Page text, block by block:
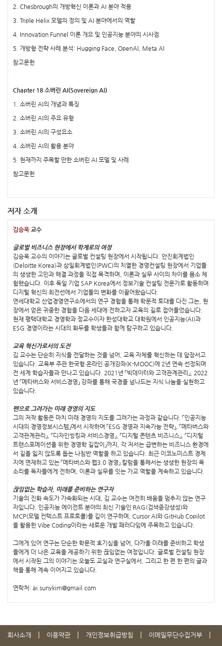
2. Chesbrough의 개방혁신 이론과 AI 분야 적용
3. Triple Helix 모델의 정의 및 AI 분야에서의 역할
4. Innovation Funnel 이론 개요 및 인공지능 분야의 시사점
5. 개방형 전략 사례 분석: Hugging Face, OpenAI, Meta AI
참고문헌
Chapter 18 소버린 AI(Sovereign AI)
1. 소버린 AI의 개념과 특징
2. 소버린 AI의 주요 유형
3. 소버린 AI의 구성요소
4. 소버린 AI의 활용 분야
5. 현재까지 주목할 만한 소버린 AI 모델 및 사례
참고문헌
저자 소개
김승욱 교수
글로벌 비즈니스 현장에서 학계로의 여정
김승욱 교수의 이야기는 글로벌 컨설팅 현장에서 시작됩니다. 안진회계법인
(Deloitte Korea)과 삼일회계법인(PWC)의 치열한 경영컨설팅 현장에서 기업들
의 생생한 고민과 해결 과정을 직접 목격하며, 이론과 실무 사이의 차이를 몸소 체
험했습니다. 이후 독일 기업 SAP Korea에서 정보기술 컨설팅 전문가로 활동하며
디지털 혁신의 최전선에서 기업들의 변화를 이끌어왔습니다.
연세대학교 산업경영연구소에서의 연구 경험을 통해 학문적 토대를 다진 그는, 현
장에서 얻은 귀중한 경험을 다음 세대에 전하고자 교육의 길로 접어들었습니다.
현재 평택대학교 경영학과 정교수이자 한성대학교 대학원에서 인공지능(AI)과
ESG 경영이라는 시대의 화두를 학생들과 함께 탐구하고 있습니다.
교육 혁신가로서의 도전
김 교수는 단순히 지식을 전달하는 것을 넘어, 교육 자체를 혁신하는 데 앞장서고
있습니다. 교육부 주관 한국형 온라인 공개강좌(K-MOOC)에 2년 연속 선정되며
전 세계 학습자들과 만나고 있습니다. 2021년 「빅데이터와 고객관계관리」, 2022
년 「메타버스와 서비스경영」 강좌를 통해 국경을 넘나드는 지식 나눔을 실현하고
있습니다.
펜으로 그려가는 미래 경영의 지도
그의 저작 활동은 마치 미래 경영의 지도를 그려가는 과정과 같습니다. 「인공지능
시대의 경영정보시스템」에서 시작하여 「ESG 경영과 지속가능 전략」, 「메타버스와
고객관계관리」, 「디자인씽킹과 서비스경영」, 「디지털 콘텐츠 비즈니스」, 「디지털
트랜스포메이션을 위한 경영학 길잡이」까지, 각 저서는 급변하는 비즈니스 환경에
서 길을 잃지 않도록 돕는 나침반 역할을 하고 있습니다. 최근 이코노미스트 경제
지에 연재하고 있는 「메타버스와 웹3.0 경영」 칼럼을 통해서는 생생한 현장의 목
소리를 독자들에게 전하며, 이론과 실무를 잇는 가교 역할을 계속하고 있습니다.
끊임없는 학습자, 미래를 준비하는 연구자
기술의 진화 속도가 가속화되는 시대, 김 교수는 여전히 배움을 멈추지 않는 연구
자입니다. 인공지능 에이전트 분야의 최신 기술인 RAG(검색증강생성)와
MCP(모델 컨텍스트 프로토콜)를 깊이 연구하며, Cursor AI와 GitHub Copilot
을 활용한 Vibe Coding이라는 새로운 개발 패러다임에 주목하고 있습니다.
그에게 있어 연구는 단순한 학문적 호기심을 넘어, 다가올 미래를 준비하고 학생
들에게 더 나은 교육을 제공하기 위한 끊임없는 여정입니다. 글로벌 컨설팅 현장
에서 시작된 그의 이야기는 오늘도 교실과 연구실에서, 그리고 한 편 한 편의 글과
책을 통해 계속 이어지고 있습니다.
연락처: ai.sunykim@gmail.com
회사소개 이용약관 개인정보취급방침
이메일무단수집거부